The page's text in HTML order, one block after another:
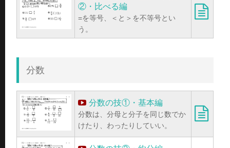
②・比べる編
=を等号、＜と＞を不等号とい
う。
分数
分数の技①・基本編
分数は、分母と分子を同じ数でか
けたり、わったりしていい。